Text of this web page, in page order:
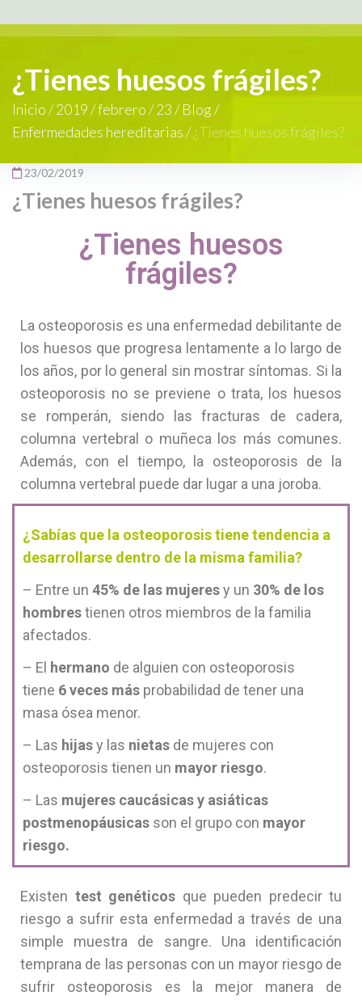
¿Tienes huesos frágiles?
Inicio/2019/febrero/23/ Blog/
Enfermedades hereditarias/¿Tienes huesos frágiles?
23/02/2019
¿Tienes huesos frágiles?
¿Tienes huesos
frágiles?
La osteoporosis es una enfermedad debilitante de
los huesos que progresa lentamente a lo largo de
los años, por lo general sin mostrar síntomas. Si la
osteoporosis no se previene o trata, los huesos
se romperán, siendo las fracturas de cadera,
columna vertebral o muñeca los más comunes.
Además, con el tiempo, la osteoporosis de la
columna vertebral puede dar lugar a una joroba.
¿Sabías que la osteoporosis tiene tendencia a
desarrollarse dentro de la misma familia?
– Entre un 45% de las mujeresy un 30% de los
hombrestienen otros miembros de la familia
afectados.
– El hermano de alguien con osteoporosis
tiene 6 veces más probabilidad de tener una
masa ósea menor.
– Las hijasy las nietas de mujeres con
osteoporosis tienen un mayor riesgo.
– Las mujeres caucásicas y asiáticas
postmenopáusicas son el grupo con mayor
riesgo.
Existen test genéticos que pueden predecir tu
riesgo a sufrir esta enfermedad a través de una
simple muestra de sangre. Una identificación
temprana de las personas con un mayor riesgo de
sufrir osteoporosis es la mejor manera de